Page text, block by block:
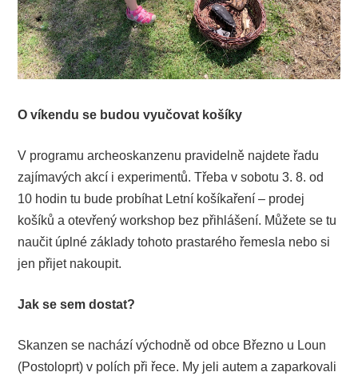
O víkendu se budou vyučovat košíky
V programu archeoskanzenu pravidelně najdete řadu
zajímavých akcí i experimentů. Třeba v sobotu 3. 8. od
10 hodin tu bude probíhat Letní košíkaření – prodej
košíků a otevřený workshop bez přihlášení. Můžete se tu
naučit úplné základy tohoto prastarého řemesla nebo si
jen přijet nakoupit.
Jak se sem dostat?
Skanzen se nachází východně od obce Březno u Loun
(Postoloprt) v polích při řece. My jeli autem a zaparkovali